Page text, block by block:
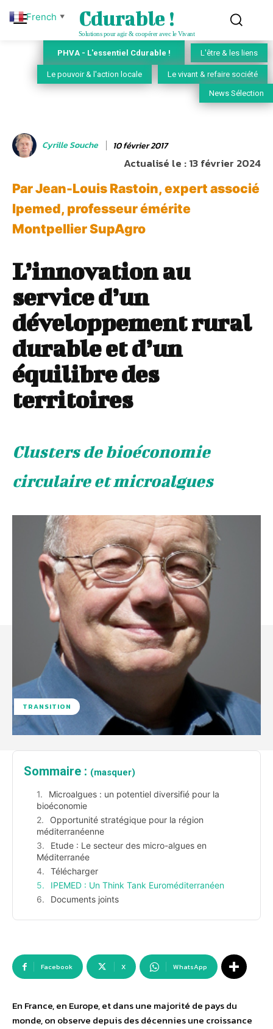
Cdurable !
Solutions pour agir & coopérer avec le Vivant
PHVA - L'essentiel Cdurable ! L'être & les liens
Le pouvoir & l'action locale Le vivant & refaire société
News Sélection
Cyrille Souche 10 février 2017
Actualisé le :13 février 2024
Par Jean-Louis Rastoin, expert associé
Ipemed, professeur émérite
Montpellier SupAgro
L’innovation au
service d’un
développement rural
durable et d’un
équilibre des
territoires
Clusters de bioéconomie
circulaire et microalgues
TRANSITION
Sommaire : (masquer)
Microalgues : un potentiel diversifié pour la
bioéconomie
Opportunité stratégique pour la région
méditerranéenne
Etude : Le secteur des micro-algues en
Méditerranée
Télécharger
IPEMED : Un Think Tank Euroméditerranéen
Documents joints
Facebook X WhatsApp
En France, en Europe, et dans une majorité de pays du
monde, on observe depuis des décennies une croissance
French ▼